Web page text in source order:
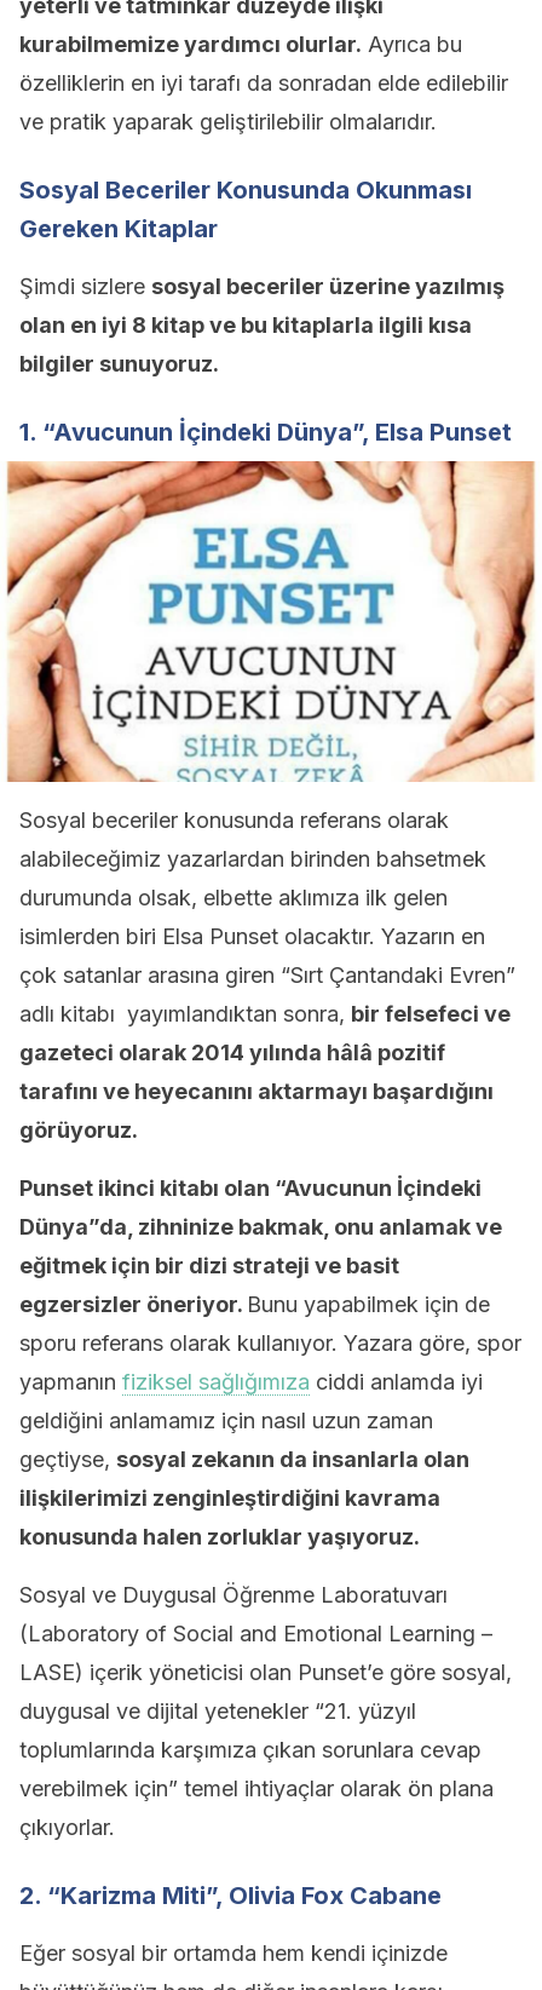
yeterli ve tatminkar düzeyde ilişki
kurabilmemize yardımcı olurlar. Ayrıca bu
özelliklerin en iyi tarafı da sonradan elde edilebilir
ve pratik yaparak geliştirilebilir olmalarıdır.
Sosyal Beceriler Konusunda Okunması
Gereken Kitaplar
Şimdi sizlere sosyal beceriler üzerine yazılmış
olan en iyi 8 kitap ve bu kitaplarla ilgili kısa
bilgiler sunuyoruz.
1. “Avucunun İçindeki Dünya”, Elsa Punset
Sosyal beceriler konusunda referans olarak
alabileceğimiz yazarlardan birinden bahsetmek
durumunda olsak, elbette aklımıza ilk gelen
isimlerden biri Elsa Punset olacaktır. Yazarın en
çok satanlar arasına giren “Sırt Çantandaki Evren”
adlı kitabı yayımlandıktan sonra, bir felsefeci ve
gazeteci olarak 2014 yılında hâlâ pozitif
tarafını ve heyecanını aktarmayı başardığını
görüyoruz.
Punset ikinci kitabı olan “Avucunun İçindeki
Dünya”da, zihninize bakmak, onu anlamak ve
eğitmek için bir dizi strateji ve basit
egzersizler öneriyor. Bunu yapabilmek için de
sporu referans olarak kullanıyor. Yazara göre, spor
yapmanın fiziksel sağlığımıza ciddi anlamda iyi
geldiğini anlamamız için nasıl uzun zaman
geçtiyse, sosyal zekanın da insanlarla olan
ilişkilerimizi zenginleştirdiğini kavrama
konusunda halen zorluklar yaşıyoruz.
Sosyal ve Duygusal Öğrenme Laboratuvarı
(Laboratory of Social and Emotional Learning –
LASE) içerik yöneticisi olan Punset’e göre sosyal,
duygusal ve dijital yetenekler “21. yüzyıl
toplumlarında karşımıza çıkan sorunlara cevap
verebilmek için” temel ihtiyaçlar olarak ön plana
çıkıyorlar.
2. “Karizma Miti”, Olivia Fox Cabane
Eğer sosyal bir ortamda hem kendi içinizde